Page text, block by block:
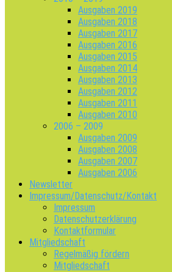
Ausgaben 2019
Ausgaben 2018
Ausgaben 2017
Ausgaben 2016
Ausgaben 2015
Ausgaben 2014
Ausgaben 2013
Ausgaben 2012
Ausgaben 2011
Ausgaben 2010
2006 – 2009
Ausgaben 2009
Ausgaben 2008
Ausgaben 2007
Ausgaben 2006
Newsletter
Impressum/Datenschutz/Kontakt
Impressum
Datenschutzerklärung
Kontaktformular
Mitgliedschaft
Regelmäßig fördern
Mitgliedschaft